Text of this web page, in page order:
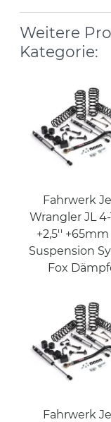
Weitere
Kategorie:
Fahrwerk
Wrangler JL
+2,5'' +65mm
Suspension
Fox
Fahrwerk